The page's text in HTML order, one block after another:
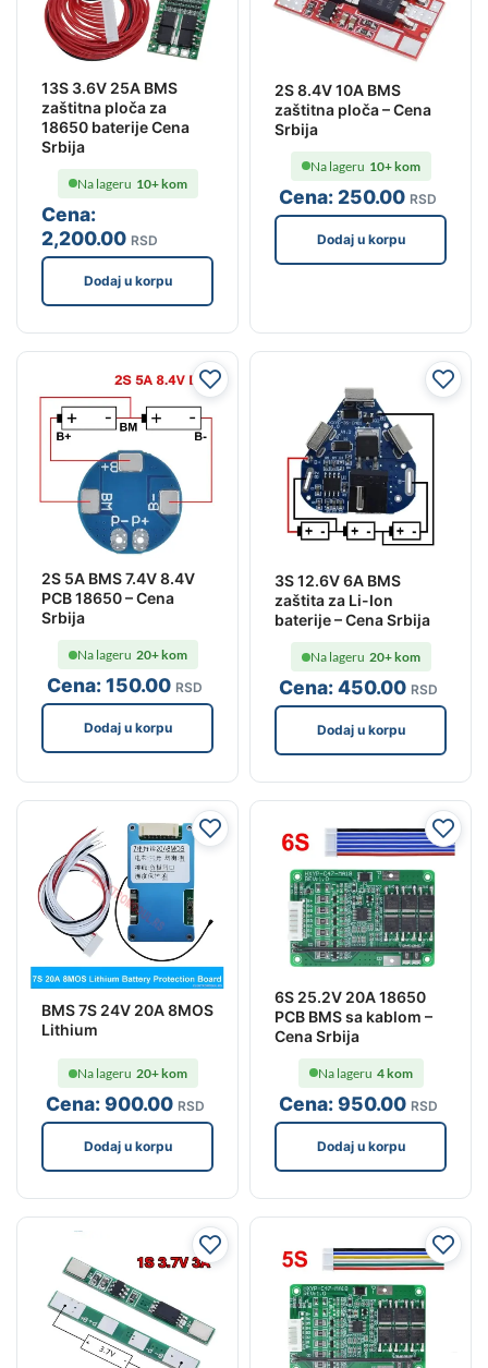
13S 3.6V 25A BMS
zaštitna ploča za
18650 baterije Cena
Srbija
Cena:
2,200.00 RSD
Na lageru 10+ kom
Dodaj u korpu
2S 8.4V 10A BMS
zaštitna ploča – Cena
Srbija
Cena: 250.00 RSD
Na lageru 10+ kom
Dodaj u korpu
2S 5A BMS 7.4V 8.4V
PCB 18650 – Cena
Srbija
Cena:150.00 RSD
Na lageru 20+ kom
Dodaj u korpu
3S 12.6V 6A BMS
zaštita za Li-Ion
baterije – Cena Srbija
Cena:450.00 RSD
Na lageru 20+ kom
Dodaj u korpu
BMS 7S 24V 20A 8MOS
Lithium
Cena:900.00 RSD
Na lageru 20+ kom
Dodaj u korpu
6S 25.2V 20A 18650
PCB BMS sa kablom –
Cena Srbija
Cena:950.00 RSD
Na lageru 4 kom
Dodaj u korpu